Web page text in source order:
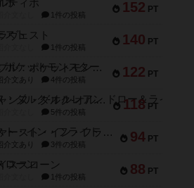
152 PT
ティボ
1件の投稿
140 PT
ヴェスト
1件の投稿
122 PT
ドブル：ポケットモンスター
介文あり 4件の投稿
118 PT
ジャンヌ・ダルク-オルレアン ドロー＆ライト
5件の投稿
94 PT
ファースト・イン・フライト
介文あり 3件の投稿
88 PT
ススローン
1件の投稿